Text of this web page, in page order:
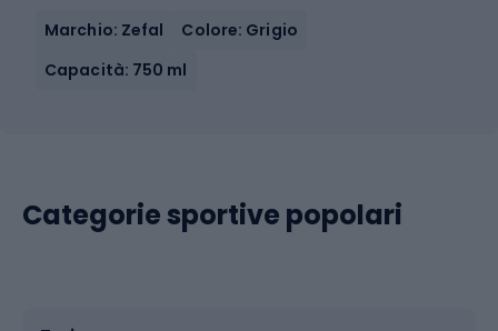
Marchio: Zefal
Colore: Grigio
Capacità: 750 ml
Categorie sportive popolari